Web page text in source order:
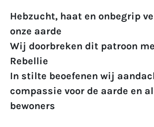
Hebzucht, haat en onbegrip
onze aarde
Wij doorbreken dit patroon
Rebellie
In stilte beoefenen wij
compassie voor de aarde en
bewoners